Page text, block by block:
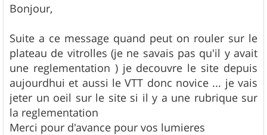
Bonjour,
Suite a ce message quand peut on rouler sur le
plateau de vitrolles (je ne savais pas qu'il y avait
une reglementation ) je decouvre le site depuis
aujourdhui et aussi le VTT donc novice ... je vais
jeter un oeil sur le site si il y a une rubrique sur
la reglementation
Merci pour d'avance pour vos lumieres